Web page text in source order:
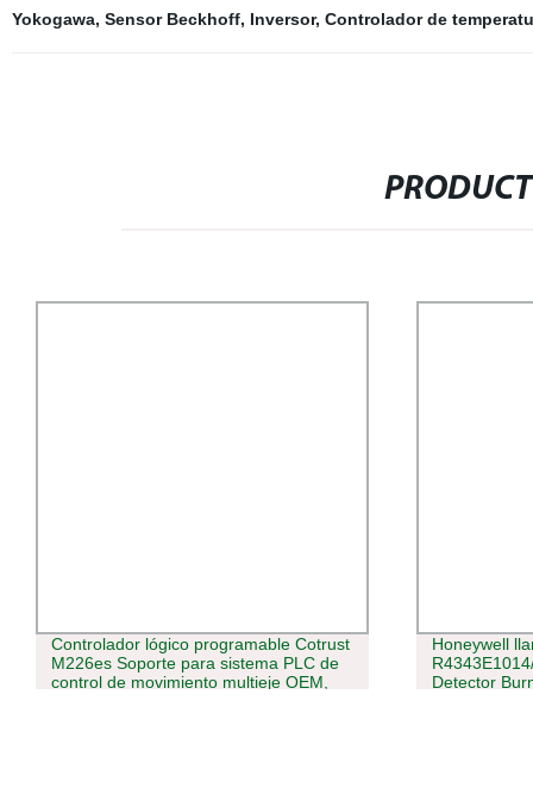
Yokogawa, Sensor Beckhoff, Inversor, Controlador de
Controlador lógico programable Cotrust
M226es Soporte para sistema PLC de
control de movimiento multieje OEM,
Honeywell
Detector